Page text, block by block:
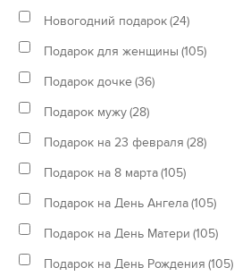
Новогодний подарок(24)
Подарок для женщины (105)
Подарок дочке(36)
Подарок мужу(28)
Подарок на 23 февраля (28)
Подарок на 8 марта(105)
Подарок на День Ангела(105)
Подарок на День Матери (105)
Подарок на День Рождения (105)